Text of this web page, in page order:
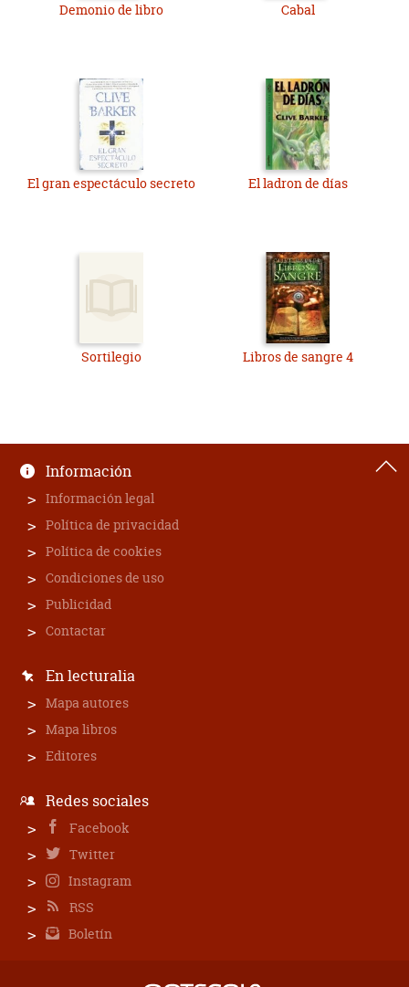
Demonio de libro Cabal
El gran espectáculo secreto El ladron de días
Sortilegio Libros de sangre 4
Información
Información legal
Política de privacidad
Política de cookies
Condiciones de uso
Publicidad
Contactar
En lecturalia
Mapa autores
Mapa libros
Editores
Redes sociales
Facebook
Twitter
Instagram
RSS
Boletín